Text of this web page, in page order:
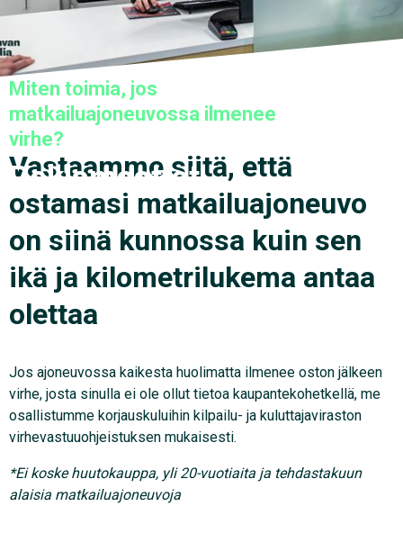
Miten toimia, jos
matkailuajoneuvossa ilmenee
virhe?
Reklamaatiot
Vastaamme siitä, että
ostamasi matkailuajoneuvo
on siinä kunnossa kuin sen
ikä ja kilometrilukema antaa
olettaa
Jos ajoneuvossa kaikesta huolimatta ilmenee oston jälkeen
virhe, josta sinulla ei ole ollut tietoa kaupantekohetkellä, me
osallistumme korjauskuluihin kilpailu- ja kuluttajaviraston
virhevastuuohjeistuksen mukaisesti.
*Ei koske huutokauppa, yli 20-vuotiaita ja tehdastakuun
alaisia matkailuajoneuvoja